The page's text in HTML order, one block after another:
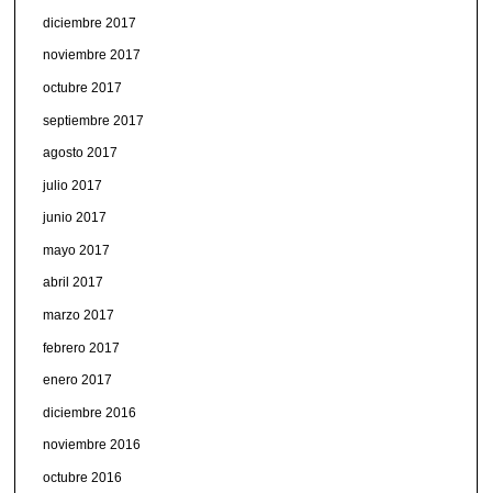
diciembre 2017
noviembre 2017
octubre 2017
septiembre 2017
agosto 2017
julio 2017
junio 2017
mayo 2017
abril 2017
marzo 2017
febrero 2017
enero 2017
diciembre 2016
noviembre 2016
octubre 2016